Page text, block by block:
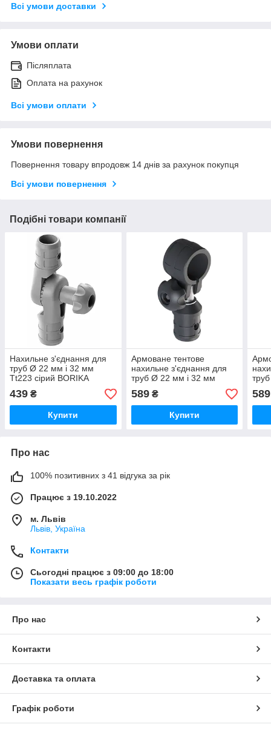
Всі умови доставки
Умови оплати
Післяплата
Оплата на рахунок
Всі умови оплати
Умови повернення
Повернення товару впродовж 14 днів за рахунок покупця
Всі умови повернення
Подібні товари компанії
Нахильне з'єднання для
труб Ø 22 мм і 32 мм
Tt223 сірий BORIKA
FASTen (01.15.009.01.02)
439 ₴
Купити
Армоване тентове
нахильне з'єднання для
труб Ø 22 мм і 32 мм
Tf032 сірий BORIKA
FASTen (01.15.002.04.01)
589₴
Купити
589
Про нас
100% позитивних з 41 відгука за рік
Працює з 19.10.2022
м. Львів
Львів, Україна
Контакти
Сьогодні працює з 09:00 до 18:00
Показати весь графік роботи
Про нас
Контакти
Доставка та оплата
Графік роботи